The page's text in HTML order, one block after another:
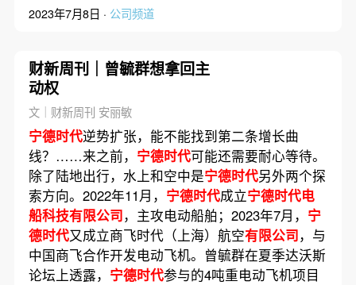
2023年7月8日 · 公司频道
财新周刊｜曾毓群想拿回主
动权
文｜财新周刊 安丽敏
宁德时代逆势扩张，能不能找到第二条增长曲
线？……来之前， 宁德时代可能还需要耐心等待。
除了陆地出行，水上和空中是宁德时代另外两个探
索方向。2022年11月， 宁德时代成立宁德时代电
船科技有限公司，主攻电动船舶；2023年7月， 宁
德时代又成立商飞时代（上海）航空有限公司，与
中国商飞合作开发电动飞机。曾毓群在夏季达沃斯
论坛上透露， 宁德时代参与的4吨重电动飞机项目